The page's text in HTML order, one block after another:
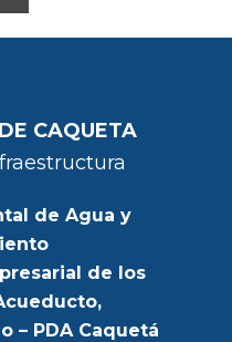
CAQUETA
de Agua y
de los
– PDA Caquetá